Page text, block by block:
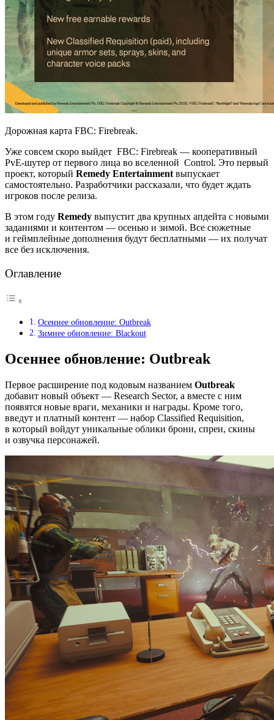
Дорожная карта FBC: Firebreak.
Уже совсем скоро выйдет FBC: Firebreak — кооперативный
PvE-шутер от первого лица во вселенной Control. Это первый
проект, который Remedy Entertainment выпускает
самостоятельно. Разработчики рассказали, что будет ждать
игроков после релиза.
В этом году Remedy выпустит два крупных апдейта с новыми
заданиями и контентом — осенью и зимой. Все сюжетные
и геймплейные дополнения будут бесплатными — их получат
все без исключения.
Оглавление
Осеннее обновление: Outbreak
Зимнее обновление: Blackout
Осеннее обновление: Outbreak
Первое расширение под кодовым названием Outbreak
добавит новый объект — Research Sector, а вместе с ним
появятся новые враги, механики и награды. Кроме того,
введут и платный контент — набор Classified Requisition,
в который войдут уникальные облики брони, спреи, скины
и озвучка персонажей.